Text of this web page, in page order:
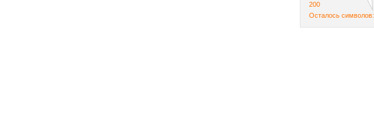
200
Осталось символов: